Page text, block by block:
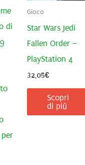
di
Gioco
Star Wars Jedi
Fallen Order –
PlayStation 4
32,05€
Scopri
di più